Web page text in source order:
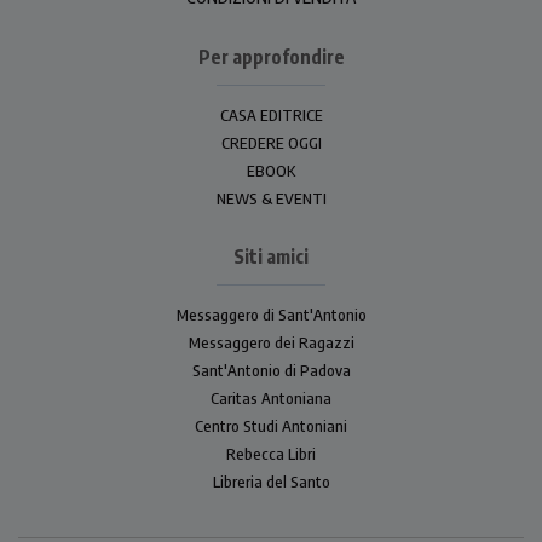
Per approfondire
CASA EDITRICE
CREDERE OGGI
EBOOK
NEWS & EVENTI
Siti amici
Messaggero di Sant'Antonio
Messaggero dei Ragazzi
Sant'Antonio di Padova
Caritas Antoniana
Centro Studi Antoniani
Rebecca Libri
Libreria del Santo